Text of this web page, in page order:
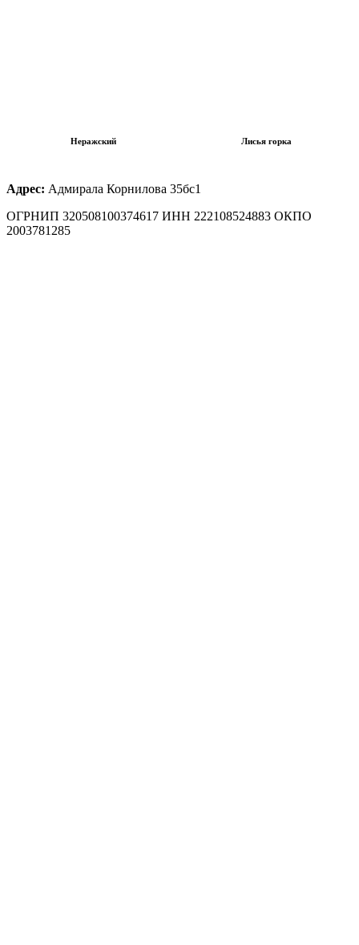
Неражский Лисья горка
Адрес: Адмирала Корнилова 35бс1
ОГРНИП 320508100374617 ИНН 222108524883 ОКПО
2003781285